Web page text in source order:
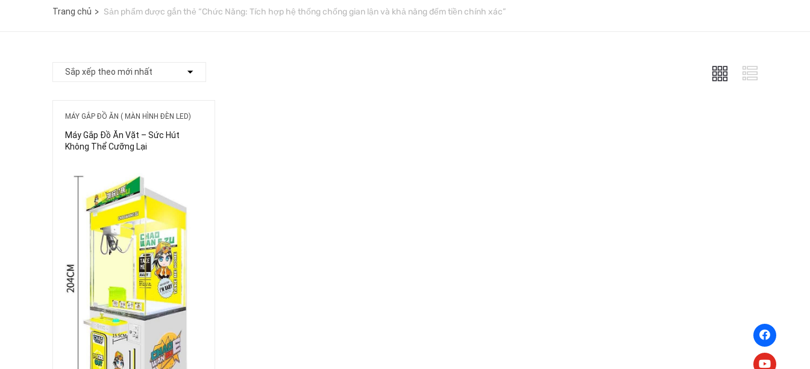
Trang chủ Sản phẩm được gắn thẻ “Chức Năng: Tích hợp hệ thống chống gian lận và khả năng đếm tiền chính xác”
MÁY GẮP ĐỒ ĂN ( MÀN HÌNH ĐÈN LED)
Máy Gắp Đồ Ăn Vặt – Sức Hút
Không Thể Cưỡng Lại